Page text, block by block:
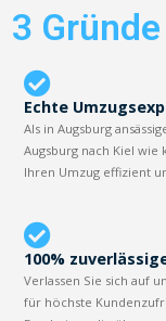
3 Gründe
Echte
Als in Augsburg
Augsburg nach Kiel
Ihren Umzug effizient
100%
Verlassen Sie sich auf
für höchste